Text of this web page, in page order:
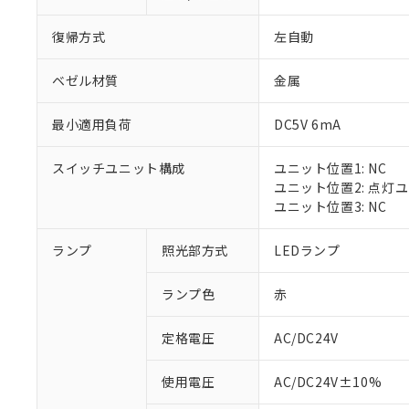
復帰方式 左自動
ベゼル材質 金属
最小適用負荷 DC5V 6mA
スイッチユニット構成
ユニット位置1: NC
ユニット位置2: 点灯
ユニット位置3: NC
ランプ 照光部方式 LEDランプ
ランプ色 赤
定格電圧 AC/DC24V
使用電圧 AC/DC24V±10%
ご利用条件
※1 対応状況
調査・確認中：
非該当品：ライセ
仕入先様の事情に
があります。
※1 中国